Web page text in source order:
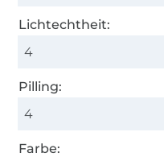
Lichtechtheit:
4
Pilling:
4
Farbe: